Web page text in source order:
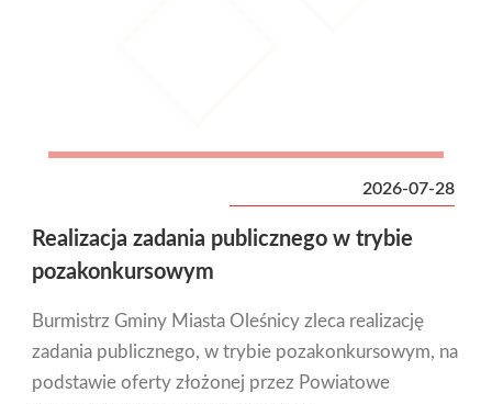
2026-07-28
Realizacja zadania publicznego w trybie
pozakonkursowym
Burmistrz Gminy Miasta Oleśnicy zleca realizację
zadania publicznego, w trybie pozakonkursowym, na
podstawie oferty złożonej przez Powiatowe